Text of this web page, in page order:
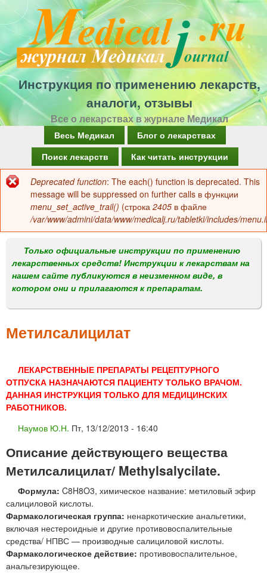
Перейти
к
основному
содержанию
Инструкция по применению лекарств,
аналоги, отзывы
Все о лекарствах в журнале Медикал
а
в
о
м
е
н
Весь Медикал
Блог о лекарствах
Поиск лекарств
Как читать инструкции
Сообщение
об
ошибке
Deprecated function: The each() function is deprecated. This
message will be suppressed on further calls в функции
menu_set_active_trail() (строка 2405 в файле
/var/www/admini/data/www/medicalj.ru/tabletki/includes/
Только официальные инструкции по применению
лекарственных средств! Инструкции к лекарствам на
нашем сайте публикуются в неизменном виде, в
котором они и прилагаются к препаратам.
Метилсалицилат
ЛЕКАРСТВЕННЫЕ ПРЕПАРАТЫ РЕЦЕПТУРНОГО
ОТПУСКА НАЗНАЧАЮТСЯ ПАЦИЕНТУ ТОЛЬКО ВРАЧОМ.
ДАННАЯ ИНСТРУКЦИЯ ТОЛЬКО ДЛЯ МЕДИЦИНСКИХ
РАБОТНИКОВ.
Наумов Ю.Н. Пт, 13/12/2013 - 16:40
Описание действующего вещества
Метилсалицилат/ Methylsalycilate.
Формула: C8H8O3, химическое название: метиловый эфир
салициловой кислоты.
Фармакологическая группа: ненаркотические анальгетики,
включая нестероидные и другие противовоспалительные
средства/ НПВС — производные салициловой кислоты.
Фармакологическое действие: противовоспалительное,
анальгезирующее.